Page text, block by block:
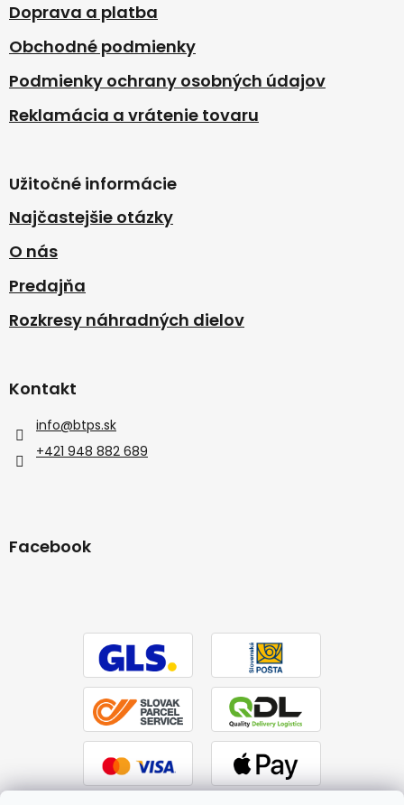
eDoprava a platba
Obchodné podmienky
Podmienky ochrany osobných údajov
Reklamácia a vrátenie tovaru
Užitočné informácie
Najčastejšie otázky
O nás
Predajňa
Rozkresy náhradných dielov
Kontakt
info@btps.sk
+421 948 882 689
Facebook